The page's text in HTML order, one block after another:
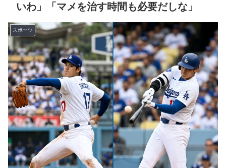
ﾙﾌﾞﾙ」＝韓国の反応
▶ 海外「蘇生した母親は翌日には母乳をあげていた。で、
次の患者に顔面を殴られた」医師たちが語る忘れられな
い症例…
▶ 韓国人「韓国サッカー協会W杯予選で外国人審判に性接
待したことが発覚！」
▶ 海外「日本なんて行くんじゃなかった…」 日本を知っ
てしまったディズニー信者、帰国後『本家』に失望する
事態に
韓国人「せっかく日本に韓国風のメンチカツ屋をオープ
ンしてあげたのに、ほとんど客が来なくて閉店したんだ
そうです…」
いわ」「マメを治す時間も必要だしな」
スポーツ